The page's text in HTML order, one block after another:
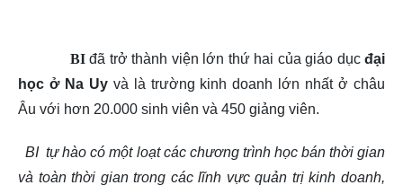
BIđã trở thành viện lớn thứ hai của giáo dụcđại
học ở Na Uyvà là trường kinh doanh lớn nhất ở châu
Âu với hơn 20.000 sinh viên và 450 giảng viên.
BItự hào có một loạt các chương trình học bán thời gian
và toàn thời gian trong các lĩnh vực quản trị kinh doanh,